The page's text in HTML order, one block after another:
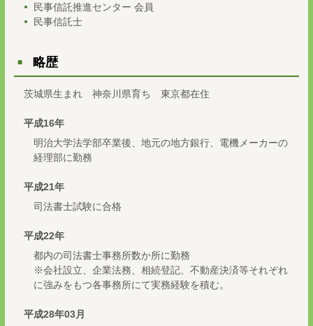
民事信託推進センター 会員
民事信託士
略歴
茨城県生まれ 神奈川県育ち 東京都在住
平成16年
明治大学法学部卒業後、地元の地方銀行、電機メーカーの
経理部に勤務
平成21年
司法書士試験に合格
平成22年
都内の司法書士事務所数か所に勤務
※会社設立、企業法務、相続登記、不動産決済等それぞれ
に強みをもつ各事務所にて実務経験を積む。
平成28年03月